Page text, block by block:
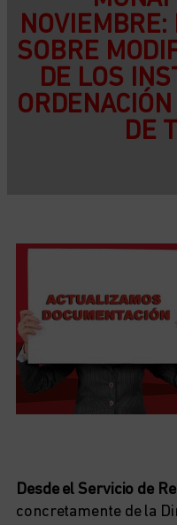
NOVIEMBRE:
SOBRE
DE LOS
DE
Desde el Servicio de
concretamente de la